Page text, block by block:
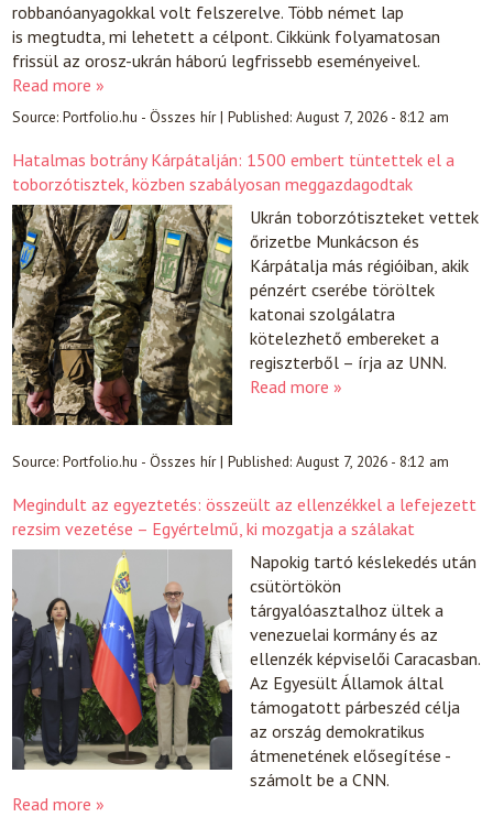
robbanóanyagokkal volt felszerelve. Több német lap
is megtudta, mi lehetett a célpont. Cikkünk folyamatosan
frissül az orosz-ukrán háború legfrissebb eseményeivel.
Read more »
Source:Portfolio.hu - Összes hír|Published:August 7, 2026 - 8:12 am
Hatalmas botrány Kárpátalján: 1500 embert tüntettek el a
toborzótisztek, közben szabályosan meggazdagodtak
Ukrán toborzótiszteket vettek
őrizetbe Munkácson és
Kárpátalja más régióiban, akik
pénzért cserébe töröltek
katonai szolgálatra
kötelezhető embereket a
regiszterből – írja az UNN.
Read more »
Source:Portfolio.hu - Összes hír|Published:August 7, 2026 - 8:12 am
Megindult az egyeztetés: összeült az ellenzékkel a lefejezett
rezsim vezetése – Egyértelmű, ki mozgatja a szálakat
Napokig tartó késlekedés után
csütörtökön
tárgyalóasztalhoz ültek a
venezuelai kormány és az
ellenzék képviselői Caracasban.
Az Egyesült Államok által
támogatott párbeszéd célja
az ország demokratikus
átmenetének elősegítése -
számolt be a CNN.
Read more »